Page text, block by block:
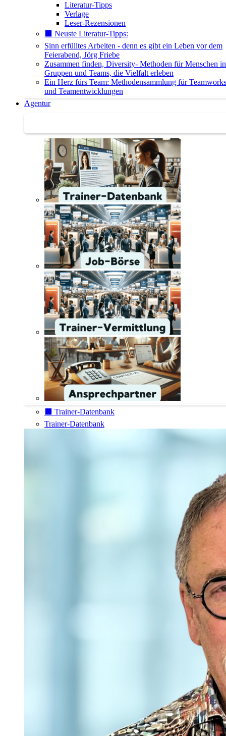
Literatur-Tipps
Verlage
Leser-Rezensionen
⬛️ Neuste Literatur-Tipps:
Sinn erfülltes Arbeiten - denn es gibt ein Leben vor dem
Feierabend, Jörg Friebe
Zusammen finden, Diversity- Methoden für Menschen in
Gruppen und Teams, die Vielfalt erleben
Ein Herz fürs Team: Methodensammlung für
und Teamentwicklungen
Agentur
⬛️ Trainer-Datenbank
Trainer-Datenbank